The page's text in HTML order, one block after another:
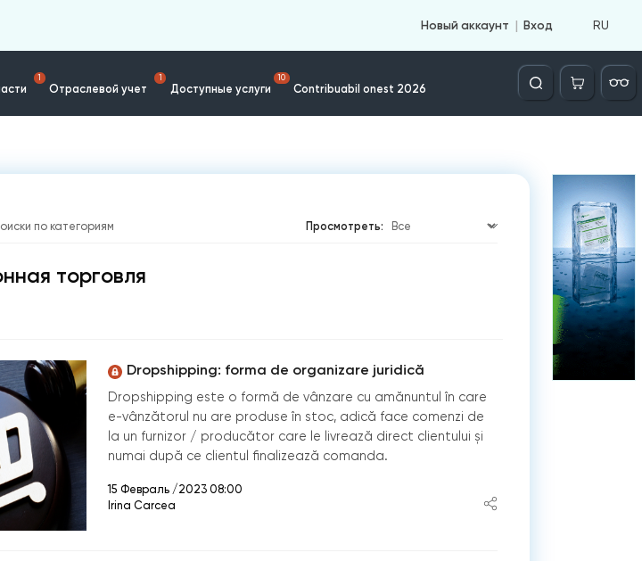
Новый аккаунт Вход RU
1
Отраслевой учет
1
Доступные услуги
10
Contribuabil onest 2026
Căutare
по категориям Просмотреть:
торговля
Dropshipping: forma de organizare juridică
Dropshipping este o formă de vânzare cu amănuntul în care
e-vânzătorul nu are produse în stoc, adică face comenzi de
la un furnizor / producător care le livrează direct clientului și
numai după ce clientul finalizează comanda.
15 Февраль /2023 08:00
Irina Carcea